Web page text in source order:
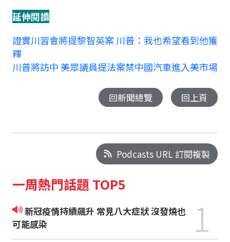
延伸閱讀
證實川習會將提黎智英案 川普：我也希望看到他獲
釋
川普將訪中 美眾議員提法案禁中國汽車進入美市場
回新聞總覽 回上頁
Podcasts URL 訂閱複製
一周熱門話題 TOP5
新冠疫情持續飆升 常見八大症狀 沒發燒也
可能感染
1